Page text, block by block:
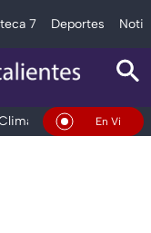
7 Deportes
DeportesEn Vivo